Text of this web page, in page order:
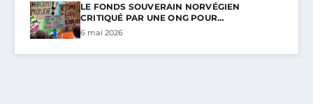
LE FONDS SOUVERAIN NORVÉGIEN
CRITIQUÉ PAR UNE ONG POUR…
6 mai 2026